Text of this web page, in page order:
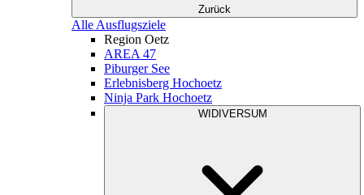
Zurück
Alle Ausflugsziele
Region Oetz
AREA 47
Piburger See
Erlebnisberg Hochoetz
Ninja Park Hochoetz
WIDIVERSUM